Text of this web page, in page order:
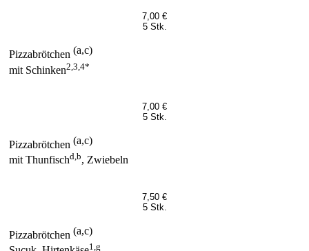
7,00 €
5 Stk.
Pizzabrötchen (a,c)
mit Schinken2,3,4*
7,00 €
5 Stk.
Pizzabrötchen (a,c)
mit Thunfischd,b, Zwiebeln
7,50 €
5 Stk.
Pizzabrötchen (a,c)
1,g